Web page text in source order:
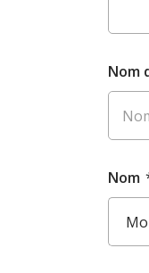
Nom
Nom